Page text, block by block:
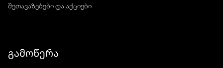
შეთავაზებები და აქციები
გამოწერა